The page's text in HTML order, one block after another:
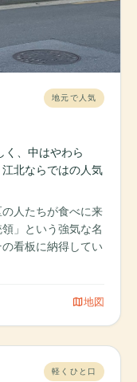
地元で人気
く、中はやわら
北ならではの人気
人たちが食べに来
」という強気な名
看板に納得してい
水曜: 16:00～23:00
map地図
軽くひと口